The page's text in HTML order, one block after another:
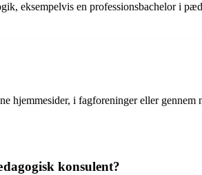
eksempelvis en professionsbachelor i
hjemmesider, i fagforeninger eller
konsulent?